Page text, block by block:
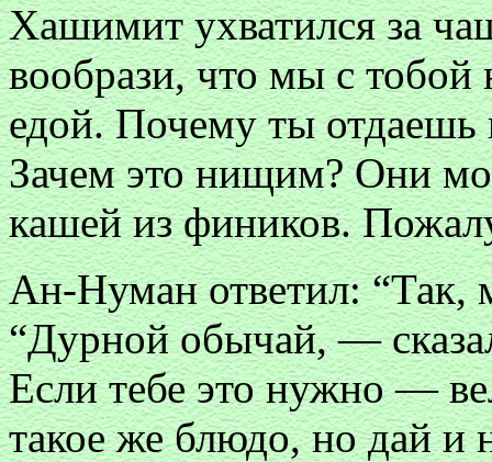
Хашимит ухватился за
вообрази, что мы с
едой. Почему ты отдаешь
Зачем это нищим? Они
кашей из фиников.
Ан-Нуман ответил: “Так,
“Дурной обычай, —
Если тебе это нужно —
такое же блюдо, но дай и